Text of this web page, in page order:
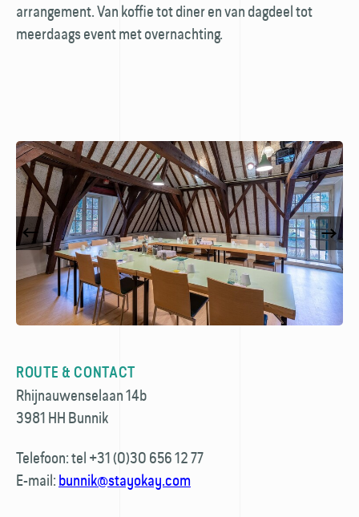
arrangement. Van koffie tot diner en van dagdeel tot
meerdaags event met overnachting.
ROUTE & CONTACT
Rhijnauwenselaan 14b
3981 HH Bunnik
Telefoon:tel+31 (0)30 656 12 77
E-mail:bunnik@stayokay.com